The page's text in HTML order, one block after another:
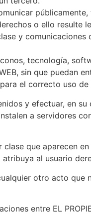
o ello resulte
y comunicaciones
tecnología,
sin que puedan
el correcto uso de
y efectuar, en
a servidores
que aparecen
atribuya al usuario
otro acto que
entre EL